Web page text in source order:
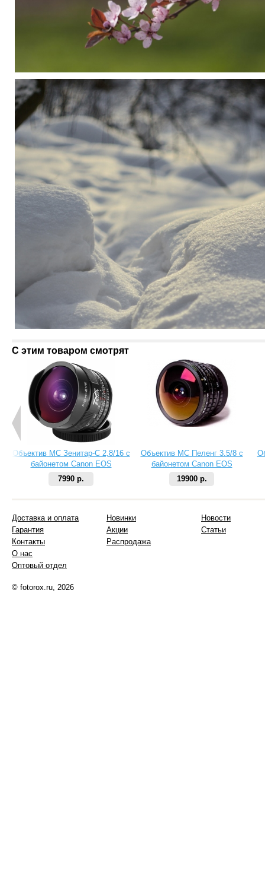
С этим товаром смотрят
Объектив МС Зенитар-C 2,8/16 с
байонетом Canon EOS
7990 р.
Объектив МС Пеленг 3.5/8 с
байонетом Canon EOS
19900 р.
Доставка и оплата
Гарантия
Контакты
О нас
Оптовый отдел
Новинки
Акции
Распродажа
Новости
Статьи
© fotorox.ru, 2026